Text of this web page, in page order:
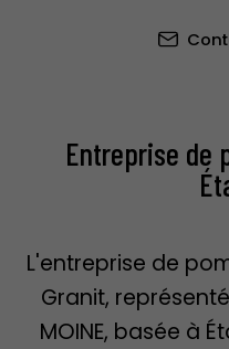
Entreprise de
L'entreprise de
Granit,
MOINE, basée à